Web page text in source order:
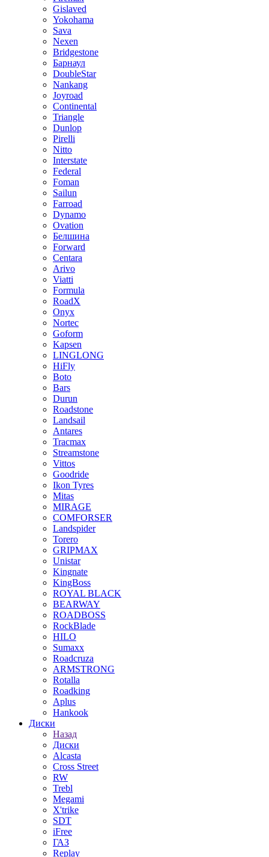
Gislaved
Yokohama
Sava
Nexen
Bridgestone
Барнаул
DoubleStar
Nankang
Joyroad
Continental
Triangle
Dunlop
Pirelli
Nitto
Interstate
Federal
Foman
Sailun
Farroad
Dynamo
Ovation
Белшина
Forward
Centara
Arivo
Viatti
Formula
RoadX
Onyx
Nortec
Goform
Kapsen
LINGLONG
HiFly
Boto
Bars
Durun
Roadstone
Landsail
Antares
Tracmax
Streamstone
Vittos
Goodride
Ikon Tyres
Mitas
MIRAGE
COMFORSER
Landspider
Torero
GRIPMAX
Unistar
Kingnate
KingBoss
ROYAL BLACK
BEARWAY
ROADBOSS
RockBlade
HILO
Sumaxx
Roadcruza
ARMSTRONG
Rotalla
Roadking
Aplus
Hankook
Диски
Назад
Диски
Alcasta
Cross Street
RW
Trebl
Megami
X'trike
SDT
iFree
ГАЗ
Replay